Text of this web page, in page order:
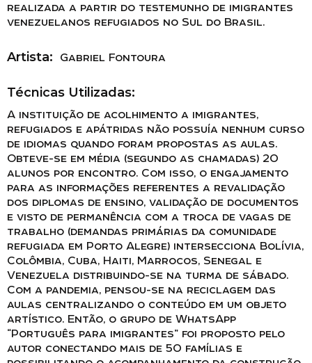
realizada a partir do testemunho de imigrantes
venezuelanos refugiados no Sul do Brasil.
Artista: Gabriel Fontoura
Técnicas Utilizadas:
A instituição de acolhimento a imigrantes,
refugiados e apátridas não possuía nenhum curso
de idiomas quando foram propostas as aulas.
Obteve-se em média (segundo as chamadas) 20
alunos por encontro. Com isso, o engajamento
para as informações referentes a revalidação
dos diplomas de ensino, validação de documentos
e visto de permanência com a troca de vagas de
trabalho (demandas primárias da comunidade
refugiada em Porto Alegre) intersecciona Bolívia,
Colômbia, Cuba, Haiti, Marrocos, Senegal e
Venezuela distribuindo-se na turma de sábado.
Com a pandemia, pensou-se na reciclagem das
aulas centralizando o conteúdo em um objeto
artístico. Então, o grupo de WhatsApp
“Português para imigrantes” foi proposto pelo
autor conectando mais de 50 famílias e